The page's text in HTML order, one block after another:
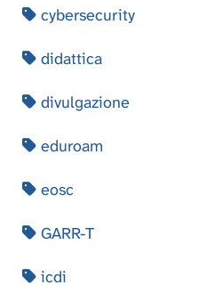
cybersecurity
didattica
divulgazione
eduroam
eosc
GARR-T
icdi